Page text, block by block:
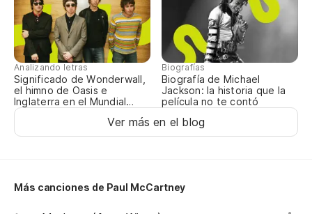
Analizando letras
Significado de Wonderwall,
el himno de Oasis e
Inglaterra en el Mundial
2026
Biografías
Biografía de Michael
Jackson: la historia que la
película no te contó
Ver más en el blog
Más canciones de Paul McCartney